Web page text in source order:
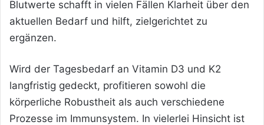
Blutwerte schafft in vielen Fällen Klarheit über den
aktuellen Bedarf und hilft, zielgerichtet zu
ergänzen.
Wird der Tagesbedarf an Vitamin D3 und K2
langfristig gedeckt, profitieren sowohl die
körperliche Robustheit als auch verschiedene
Prozesse im Immunsystem. In vielerlei Hinsicht ist